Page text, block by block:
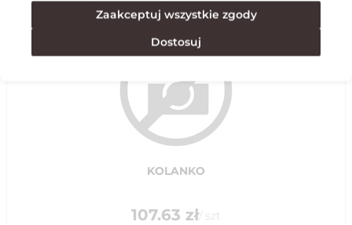
KOLANKO
107.63 zł/ szt
Zaakceptuj wszystkie zgody
Dostosuj